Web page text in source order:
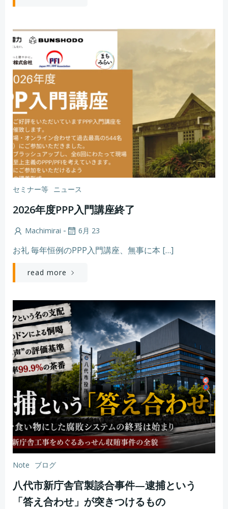
セミナー等 ニュース
2026年度PPP入門講座終了
Machimirai - 6月 23
お礼 毎年恒例のPPP入門講座、無事に本 […]
read more
Note ブログ
八代市新庁舎官製談合事件—逮捕という
「答え合わせ」が突きつけるもの